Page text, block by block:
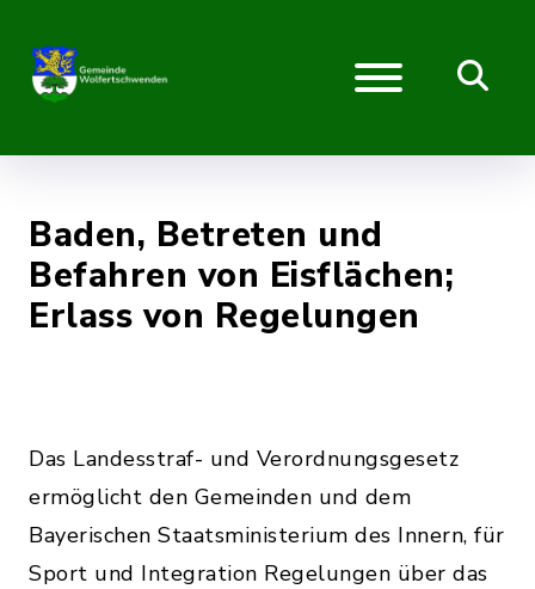
Baden, Betreten und
Befahren von Eisflächen;
Erlass von Regelungen
Das Landesstraf- und Verordnungsgesetz
ermöglicht den Gemeinden und dem
Bayerischen Staatsministerium des Innern, für
Sport und Integration Regelungen über das